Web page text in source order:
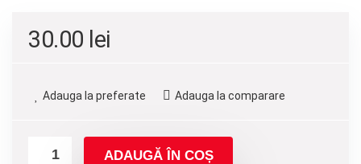
30.00 lei
Adauga la preferate Adauga la comparare
ADAUGĂ ÎN COȘ